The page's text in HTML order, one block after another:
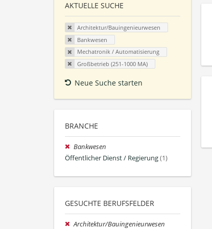
AKTUELLE SUCHE
Architektur/Bauingenieurwesen
Bankwesen
Mechatronik / Automatisierung
Großbetrieb (251-1000 MA)
Neue Suche starten
BRANCHE
Bankwesen
Öffentlicher Dienst / Regierung(1)
GESUCHTE BERUFSFELDER
Architektur/Bauingenieurwesen